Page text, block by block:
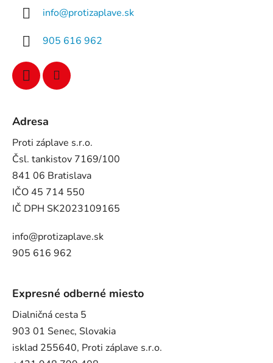
info@protizaplave.sk
905 616 962
Adresa
Proti záplave s.r.o.
Čsl. tankistov 7169/100
841 06 Bratislava
IČO 45 714 550
IČ DPH SK2023109165
info@protizaplave.sk
905 616 962
Expresné odberné miesto
Dialničná cesta 5
903 01 Senec, Slovakia
isklad 255640, Proti záplave s.r.o.